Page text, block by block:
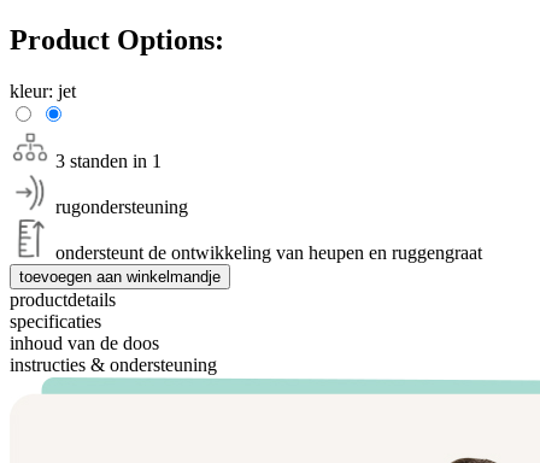
Product Options:
kleur: jet
3 standen in 1
rugondersteuning
ondersteunt de ontwikkeling van heupen en ruggengraat
toevoegen aan winkelmandje
productdetails
specificaties
inhoud van de doos
instructies & ondersteuning